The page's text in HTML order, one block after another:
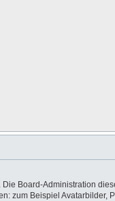
Board-Administration
zum Beispiel